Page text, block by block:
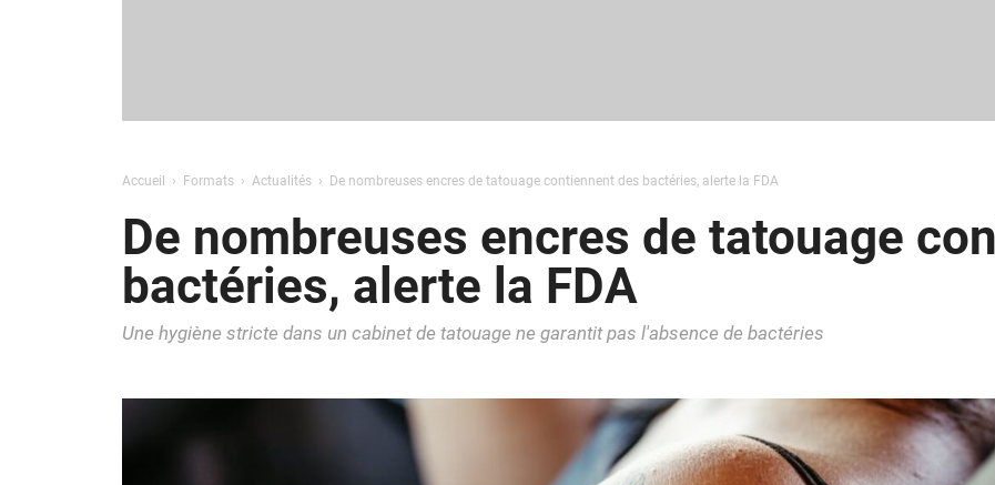
Accueil Formats Actualités De nombreuses encres de tatouage contiennent des bactéries, alerte la FDA
De nombreuses encres de tatouage
bactéries, alerte la FDA
Une hygiène stricte dans un cabinet de tatouage ne garantit pas l'absence de bactéries